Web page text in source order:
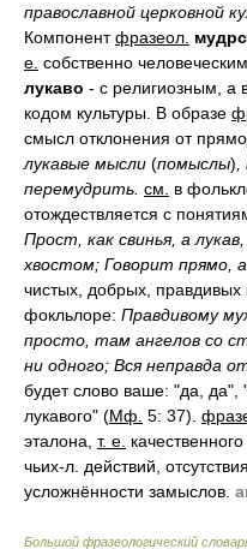
православной церковной
Компонентфразеол.
е. собственно
лукаво - с религиозным, а
кодом культуры. В образе
смысл отклонения от
лукавые мысли (помыслы)
перемудрить. см.
в
отождествляется с
Прост, как свинья, а
хвостом; Говорит прямо,
чистых, добрых,
фокльлоре: Правдивому
просто, там ангелов со
ни одного; Вся неправда
будет слово ваше: "да, да",
лукавого" (Мф. 5: 37).
эталона, т. е.
чьих-л. действий,
усложнённости замыслов.
Большой фразеологический